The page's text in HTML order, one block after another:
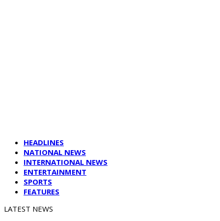
HEADLINES
NATIONAL NEWS
INTERNATIONAL NEWS
ENTERTAINMENT
SPORTS
FEATURES
LATEST NEWS